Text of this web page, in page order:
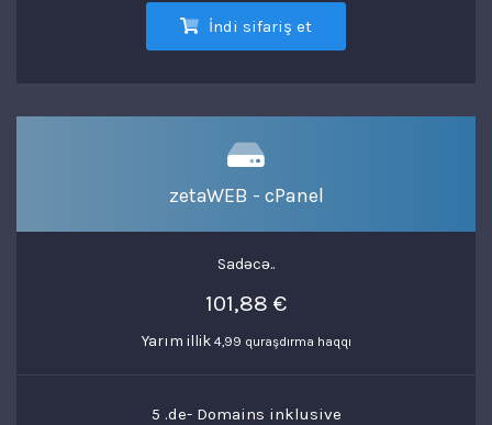
İndi sifariş et
zetaWEB - cPanel
Sadəcə..
101,88 €
Yarım illik 4,99 quraşdırma haqqı
5 .de- Domains inklusive